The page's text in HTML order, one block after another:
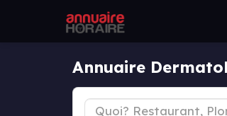
Annuaire